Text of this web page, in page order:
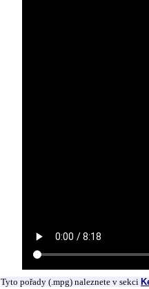
Tyto pořady (.mpg) naleznete v sekci